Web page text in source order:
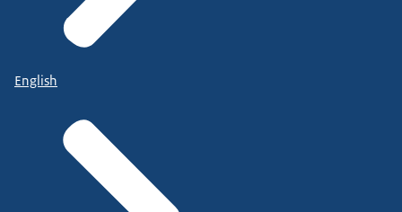
English